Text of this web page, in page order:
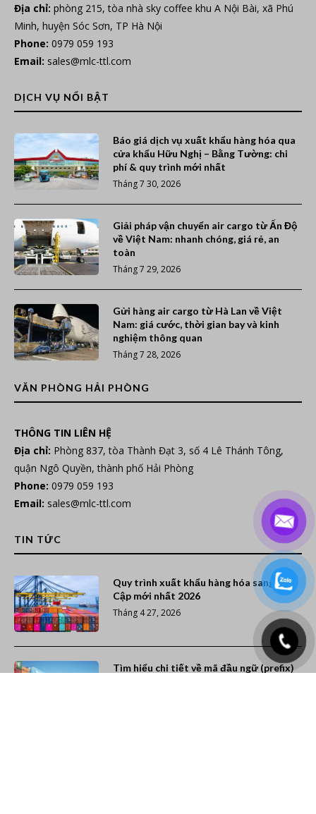
Địa chỉ: phòng 215, tòa nhà sky coffee khu A Nội Bài, xã Phú
Minh, huyện Sóc Sơn, TP Hà Nội
Phone: 0979 059 193
Email: sales@mlc-ttl.com
DỊCH VỤ NỔI BẬT
Báo giá dịch vụ xuất khẩu hàng hóa qua
cửa khẩu Hữu Nghị – Bằng Tường: chi
phí & quy trình mới nhất
Tháng 7 30, 2026
Giải pháp vận chuyển air cargo từ Ấn Độ
về Việt Nam: nhanh chóng, giá rẻ, an
toàn
Tháng 7 29, 2026
Gửi hàng air cargo từ Hà Lan về Việt
Nam: giá cước, thời gian bay và kinh
nghiệm thông quan
Tháng 7 28, 2026
VĂN PHÒNG HẢI PHÒNG
THÔNG TIN LIÊN HỆ
Địa chỉ: Phòng 837, tòa Thành Đạt 3, số 4 Lê Thánh Tông,
quận Ngô Quyền, thành phố Hải Phòng
Phone: 0979 059 193
Email: sales@mlc-ttl.com
TIN TỨC
Quy trình xuất khẩu hàng hóa sang Ai
Cập mới nhất 2026
Tháng 4 27, 2026
Tìm hiểu chi tiết về mã đầu ngữ (prefix)